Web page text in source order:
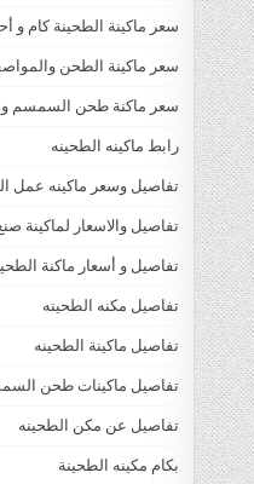
سعر ماكينة الطحينة كام و
سعر ماكينة الطحن
سعر ماكنة طحن السمسم
رابط ماكينه الطحينه
تفاصيل وسعر ماكينه عمل
تفاصيل والاسعار لماكينة
تفاصيل و أسعار ماكنة
تفاصيل مكنه الطحينه
تفاصيل ماكينة الطحينه
تفاصيل ماكينات طحن
تفاصيل عن مكن الطحينه
بكام مكينه الطحينة